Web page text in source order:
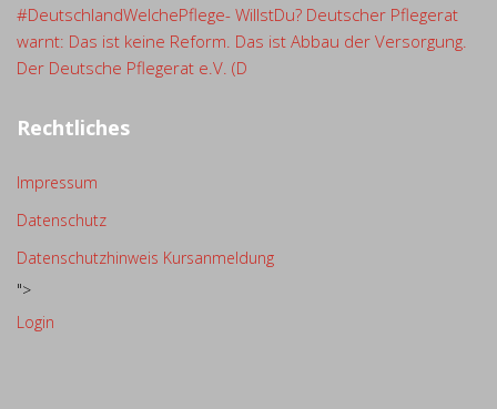
#DeutschlandWelchePflege- WillstDu? Deutscher Pflegerat
warnt: Das ist keine Reform. Das ist Abbau der Versorgung.
Der Deutsche Pflegerat e.V. (D
Rechtliches
Impressum
Datenschutz
Datenschutzhinweis Kursanmeldung
">
Login